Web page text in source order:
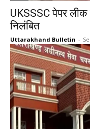
UKSSSC पेपर
निलंबित
Uttarakhand Bulletin -